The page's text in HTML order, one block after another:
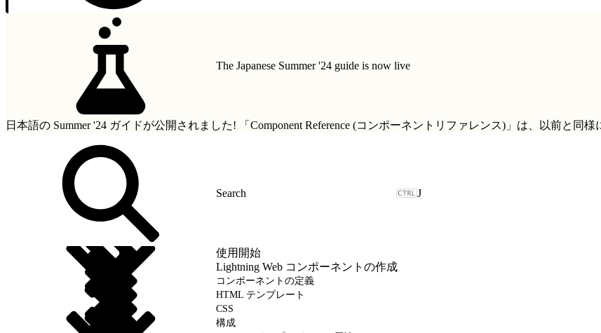
The Japanese Summer '24 guide is now live
日本語の Summer '24 ガイドが公開されました! 「Component Reference (コンポーネントリファレンス)」 は、以前と同様
J
使用開始
Lightning Web コンポーネントの作成
コンポーネントの定義
HTML テンプレート
CSS
構成